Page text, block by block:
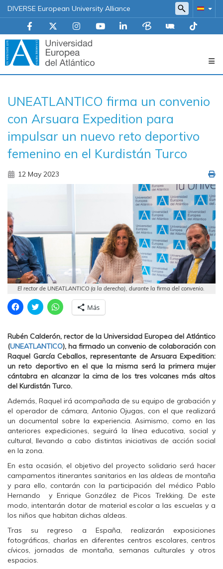
DIVERSE European University Alliance
principal
UNEATLANTICO firma un convenio
con Arsuara Expedition para
impulsar un nuevo reto deportivo
femenino en el Kurdistán Turco
12 May 2023
El rector de UNEATLANTICO (a la derecha), durante la firma del convenio.
H
a
i
c
p
a
r
a
c
o
m
a
r
t
i
r
e
n
F
a
e
b
o
o
k
(
S
e
a
r
e
e
n
u
n
H
a
l
i
c
p
a
r
a
c
o
m
a
r
t
i
r
e
n
T
w
t
t
e
r
e
a
b
e
n
u
H
a
i
c
p
a
r
a
c
o
m
a
r
t
r
e
n
t
s
A
p
p
(
S
e
a
r
e
e
n
Más
Rubén Calderón, rector de la Universidad Europea del Atlántico
(UNEATLANTICO), ha firmado un convenio de colaboración con
Raquel García Ceballos, representante de Arsuara Expedition:
un reto deportivo en el que la misma será la primera mujer
cántabra en alcanzar la cima de los tres volcanes más altos
del Kurdistán Turco.
Además, Raquel irá acompañada de su equipo de grabación y
el operador de cámara, Antonio Ojugas, con el que realizará
un documental sobre la experiencia. Asimismo, como en las
anteriores expediciones, seguirá la línea educativa, social y
cultural, llevando a cabo distintas iniciativas de acción social
en la zona.
En esta ocasión, el objetivo del proyecto solidario será hacer
campamentos itinerantes sanitarios en las aldeas de montaña
y para ello, contarán con la participación del médico Pablo
Hernando y Enrique González de Picos Trekking. De este
modo, intentarán dotar de material escolar a las escuelas y a
los niños que habitan dichas aldeas.
Tras su regreso a España, realizarán exposiciones
fotográficas, charlas en diferentes centros escolares, centros
cívicos, jornadas de montaña, semanas culturales y otros
espacios.